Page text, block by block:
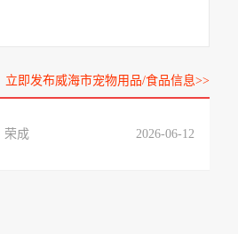
立即发布威海市宠物用品/食品信息>>
荣成 2026-06-12